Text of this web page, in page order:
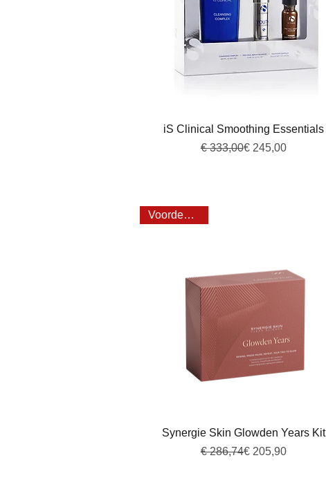
Snel overzicht
iS Clinical Smoothing Essentials
Normale prijs
€ 333,00Verkoopprijs
€ 245,00
Snel overzicht
Voordeel 20%
Synergie Skin Glowden Years Kit
Normale prijs
€ 286,74Verkoopprijs
€ 205,90